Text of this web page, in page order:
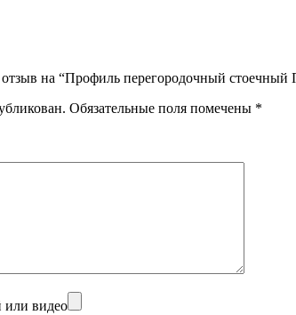
отзыв на “Профиль перегородочный
Обязательные поля помечены *
или видео